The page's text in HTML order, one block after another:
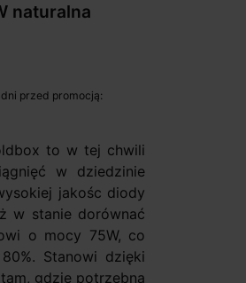
naturalna
przed promocją:
to w tej chwili
w dziedzinie
jakośc diody
w stanie dorównać
o mocy 75W, co
Stanowi dzięki
gdzie potrzebna